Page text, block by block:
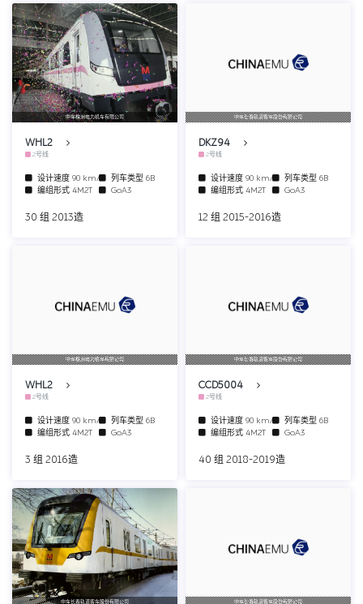
中车株洲电力机车有限公司
WHL2
2号线
设计速度 90 km/h 列车类型 6B
编组形式 4M2T GoA3
30 组 2013造
中车长春轨道客车股份有限公司
DKZ94
2号线
设计速度 90 km/h 列车类型 6B
编组形式 4M2T GoA3
12 组 2015-2016造
中车株洲电力机车有限公司
WHL2
2号线
设计速度 90 km/h 列车类型 6B
编组形式 4M2T GoA3
3 组 2016造
中车长春轨道客车股份有限公司
CCD5004
2号线
设计速度 90 km/h 列车类型 6B
编组形式 4M2T GoA3
40 组 2018-2019造
中车长春轨道客车股份有限公司 中车长春轨道客车股份有限公司